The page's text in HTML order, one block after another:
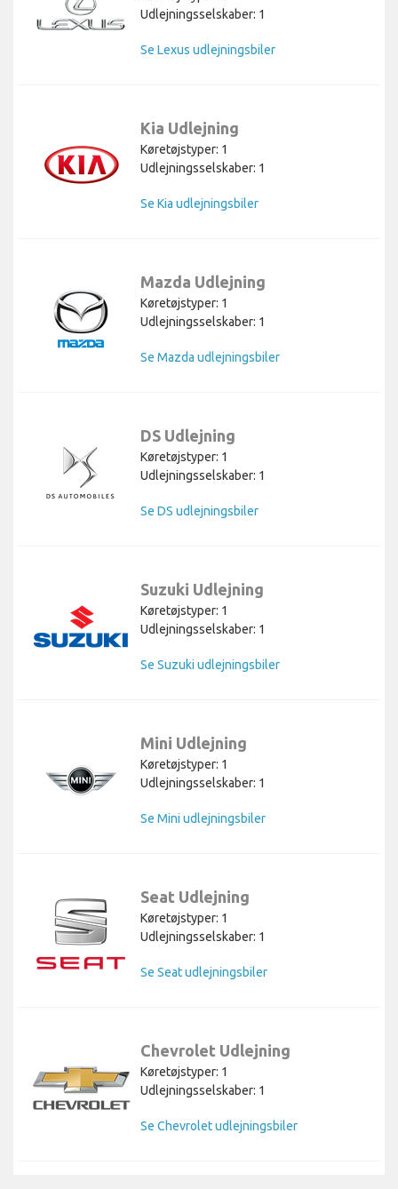
Udlejningsselskaber: 1
Se Lexus udlejningsbiler
Kia Udlejning
Køretøjstyper: 1
Udlejningsselskaber: 1
Se Kia udlejningsbiler
Mazda Udlejning
Køretøjstyper: 1
Udlejningsselskaber: 1
Se Mazda udlejningsbiler
DS Udlejning
Køretøjstyper: 1
Udlejningsselskaber: 1
Se DS udlejningsbiler
Suzuki Udlejning
Køretøjstyper: 1
Udlejningsselskaber: 1
Se Suzuki udlejningsbiler
Mini Udlejning
Køretøjstyper: 1
Udlejningsselskaber: 1
Se Mini udlejningsbiler
Seat Udlejning
Køretøjstyper: 1
Udlejningsselskaber: 1
Se Seat udlejningsbiler
Chevrolet Udlejning
Køretøjstyper: 1
Udlejningsselskaber: 1
Se Chevrolet udlejningsbiler